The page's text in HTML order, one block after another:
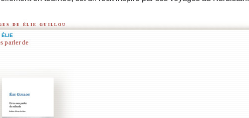
de élie guillou
ÉLIE
parler de